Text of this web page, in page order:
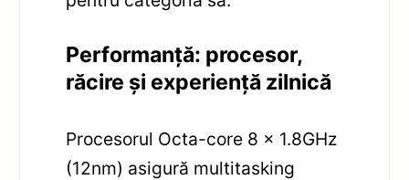
Performanță: procesor,
răcire și experiență zilnică
Procesorul Octa-core 8 x 1.8GHz
(12nm) asigură multitasking